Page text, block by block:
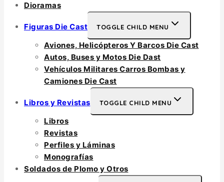
Dioramas
Figuras Die Cast TOGGLE CHILD MENU
Aviones, Helicópteros Y Barcos Die Cast
Autos, Buses y Motos Die Dast
Vehículos Militares Carros Bombas y
Camiones Die Cast
Libros y Revistas TOGGLE CHILD MENU
Libros
Revistas
Perfiles y Láminas
Monografías
Soldados de Plomo y Otros